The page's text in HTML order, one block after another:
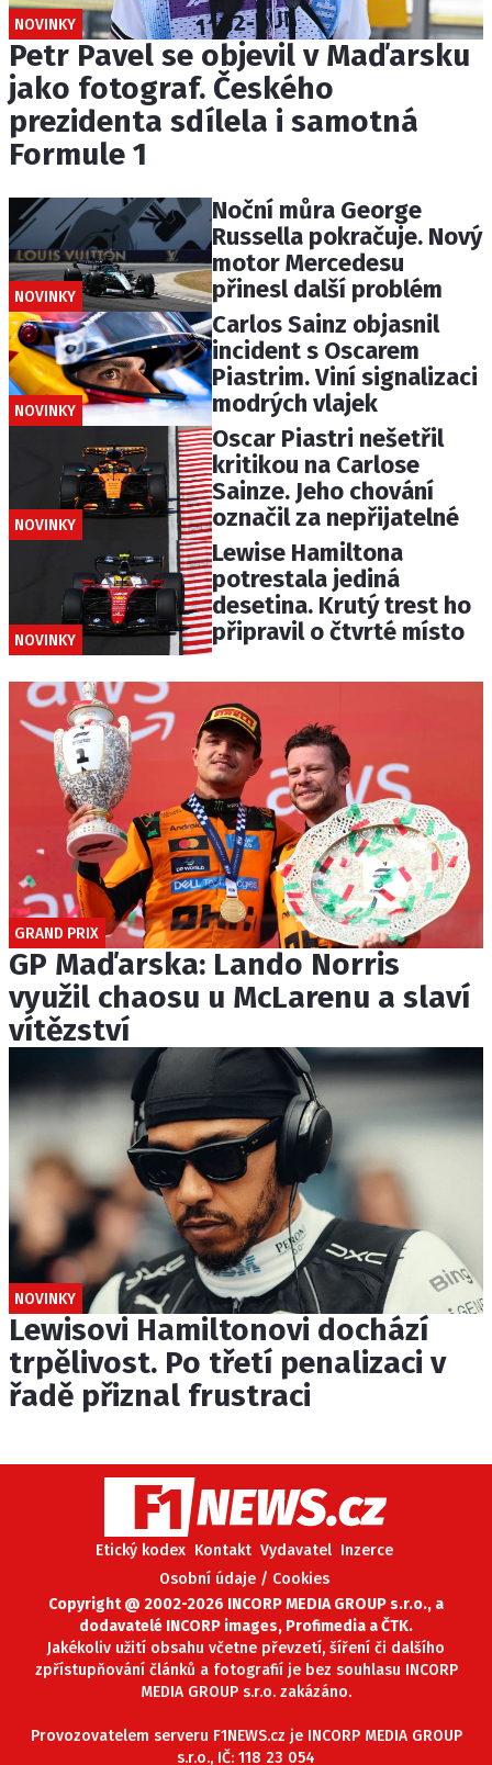
NOVINKY
Petr Pavel se objevil v Maďarsku
jako fotograf. Českého
prezidenta sdílela i samotná
Formule 1
NOVINKY
Noční můra George
Russella pokračuje. Nový
motor Mercedesu
přinesl další problém
NOVINKY
Carlos Sainz objasnil
incident s Oscarem
Piastrim. Viní signalizaci
modrých vlajek
NOVINKY
Oscar Piastri nešetřil
kritikou na Carlose
Sainze. Jeho chování
označil za nepřijatelné
NOVINKY
Lewise Hamiltona
potrestala jediná
desetina. Krutý trest ho
připravil o čtvrté místo
GRAND PRIX
GP Maďarska: Lando Norris
využil chaosu u McLarenu a slaví
vítězství
NOVINKY
Lewisovi Hamiltonovi dochází
trpělivost. Po třetí penalizaci v
řadě přiznal frustraci
Etický kodex Kontakt Vydavatel Inzerce
Osobní údaje / Cookies
Copyright @ 2002-2026 INCORP MEDIA GROUP s.r.o., a
dodavatelé INCORP images, Profimedia a ČTK.
Jakékoliv užití obsahu včetne převzetí, šíření či dalšího
zpřístupňování článků a fotografií je bez souhlasu INCORP
MEDIA GROUP s.r.o. zakázáno.
Provozovatelem serveru F1NEWS.cz je INCORP MEDIA GROUP
s.r.o., IČ: 118 23 054